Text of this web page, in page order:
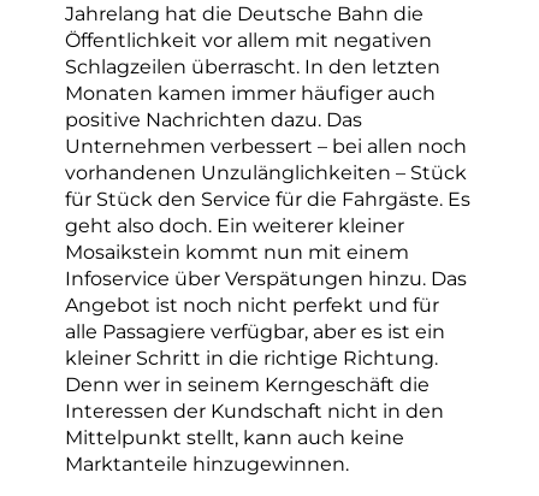
Jahrelang hat die Deutsche Bahn die
Öffentlichkeit vor allem mit negativen
Schlagzeilen überrascht. In den letzten
Monaten kamen immer häufiger auch
positive Nachrichten dazu. Das
Unternehmen verbessert – bei allen noch
vorhandenen Unzulänglichkeiten – Stück
für Stück den Service für die Fahrgäste. Es
geht also doch. Ein weiterer kleiner
Mosaikstein kommt nun mit einem
Infoservice über Verspätungen hinzu. Das
Angebot ist noch nicht perfekt und für
alle Passagiere verfügbar, aber es ist ein
kleiner Schritt in die richtige Richtung.
Denn wer in seinem Kerngeschäft die
Interessen der Kundschaft nicht in den
Mittelpunkt stellt, kann auch keine
Marktanteile hinzugewinnen.